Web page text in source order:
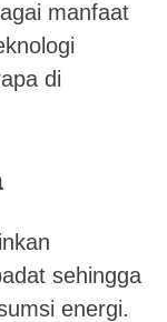
manfaat
di
sehingga
energi.